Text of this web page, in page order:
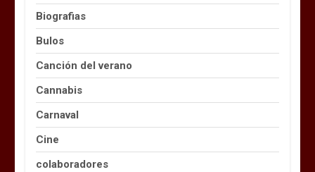
Biografias
Bulos
Canción del verano
Cannabis
Carnaval
Cine
colaboradores